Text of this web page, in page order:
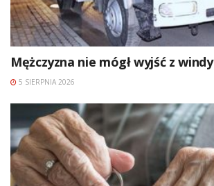
Mężczyzna nie mógł wyjść z windy
5 SIERPNIA 2026